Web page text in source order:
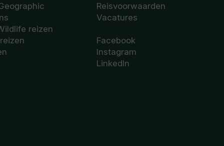
reizen
Reisvoorwaarden
Vacatures
Facebook
Instagram
LinkedIn